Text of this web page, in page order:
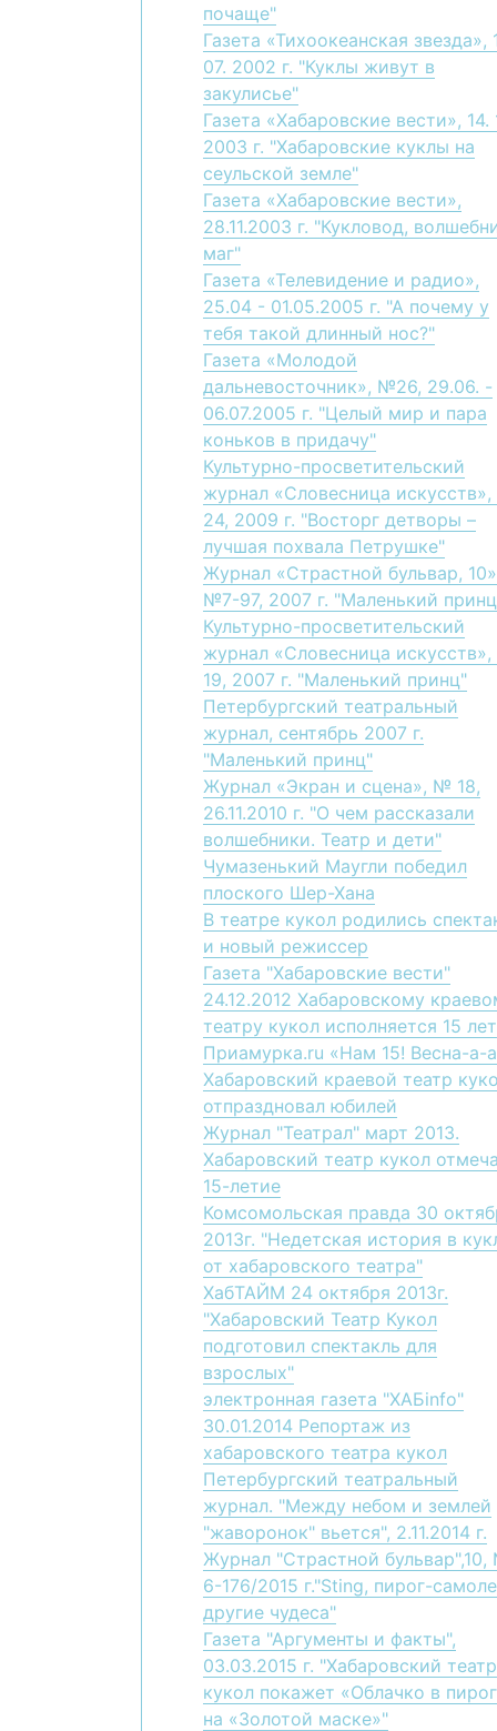
почаще"
Газета «Тихоокеанская звезда»,
07. 2002 г. "Куклы живут в
закулисье"
Газета «Хабаровские вести», 14.
2003 г. "Хабаровские куклы на
сеульской земле"
Газета «Хабаровские вести»,
28.11.2003 г. "Кукловод,
маг"
Газета «Телевидение и радио»,
25.04 - 01.05.2005 г. "А почему у
тебя такой длинный нос?"
Газета «Молодой
дальневосточник», №26, 29.06. -
06.07.2005 г. "Целый мир и пара
коньков в придачу"
Культурно-просветительский
журнал «Словесница
24, 2009 г. "Восторг детворы –
лучшая похвала Петрушке"
Журнал «Страстной бульвар,
№7-97, 2007 г. "Маленький
Культурно-просветительский
журнал «Словесница
19, 2007 г. "Маленький принц"
Петербургский театральный
журнал, сентябрь 2007 г.
"Маленький принц"
Журнал «Экран и сцена», № 18,
26.11.2010 г. "О чем рассказали
волшебники. Театр и дети"
Чумазенький Маугли победил
плоского Шер-Хана
В театре кукол родились
и новый режиссер
Газета "Хабаровские вести"
24.12.2012 Хабаровскому
театру кукол исполняется 15 лет
Приамурка.ru «Нам 15! Весна-а-
Хабаровский краевой театр
отпраздновал юбилей
Журнал "Театрал" март 2013.
Хабаровский театр кукол
15-летие
Комсомольская правда 30
2013г. "Недетская история в
от хабаровского театра"
ХабТАЙМ 24 октября 2013г.
"Хабаровский Театр Кукол
подготовил спектакль для
взрослых"
электронная газета "ХАБinfo"
30.01.2014 Репортаж из
хабаровского театра кукол
Петербургский театральный
журнал. "Между небом и землей
"жаворонок" вьется", 2.11.2014 г.
Журнал "Страстной
6-176/2015 г."Sting, пирог-
другие чудеса"
Газета "Аргументы и факты",
03.03.2015 г. "Хабаровский театр
кукол покажет «Облачко в
на «Золотой маске»"